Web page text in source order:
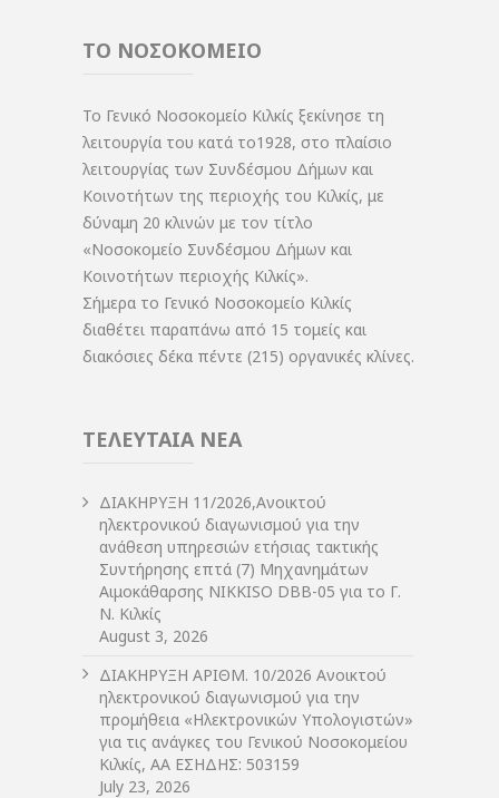
ΤΟ ΝΟΣΟΚΟΜΕΙΟ
Το Γενικό Νοσοκομείο Κιλκίς ξεκίνησε τη
λειτουργία του κατά το1928, στο πλαίσιο
λειτουργίας των Συνδέσμου Δήμων και
Κοινοτήτων της περιοχής του Κιλκίς, με
δύναμη 20 κλινών με τον τίτλο
«Νοσοκομείο Συνδέσμου Δήμων και
Κοινοτήτων περιοχής Κιλκίς».
Σήμερα το Γενικό Νοσοκομείο Κιλκίς
διαθέτει παραπάνω από 15 τομείς και
διακόσιες δέκα πέντε (215) οργανικές κλίνες.
ΤΕΛΕΥΤΑΙΑ ΝΕΑ
ΔIΑΚΗΡΥΞΗ 11/2026,Ανοικτού
ηλεκτρονικού διαγωνισμού για την
ανάθεση υπηρεσιών ετήσιας τακτικής
Συντήρησης επτά (7) Μηχανημάτων
Αιμοκάθαρσης NIKKISO DBB-05 για το Γ.
Ν. Κιλκίς
August 3, 2026
ΔIΑΚΗΡΥΞΗ ΑΡIΘΜ. 10/2026 Ανοικτού
ηλεκτρονικού διαγωνισμού για την
προμήθεια «Ηλεκτρονικών Υπολογιστών»
για τις ανάγκες του Γενικού Νοσοκομείου
Κιλκίς, ΑΑ ΕΣΗΔΗΣ: 503159
July 23, 2026